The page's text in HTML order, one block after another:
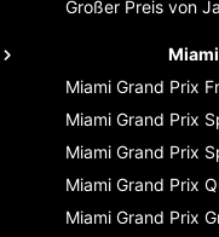
Großer Preis von
Miami Grand Prix
Miami Grand Prix
Miami Grand Prix
Miami Grand Prix
Miami Grand Prix